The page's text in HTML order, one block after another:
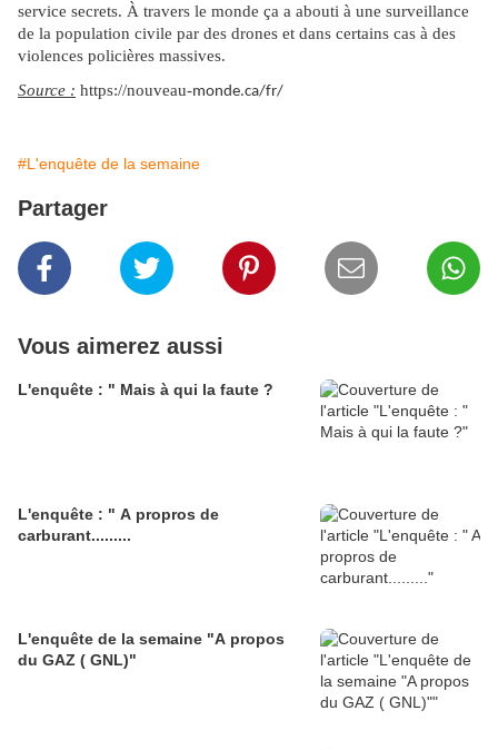
service secrets. À travers le monde ça a abouti à une surveillance
de la population civile par des drones et dans certains cas à des
violences policières massives.
Source : https://nouveau-monde.ca/fr/
#L'enquête de la semaine
Partager
Vous aimerez aussi
L'enquête : " Mais à qui la faute ?
L'enquête : " A propros de
carburant.........
L'enquête de la semaine "A propos
du GAZ ( GNL)"